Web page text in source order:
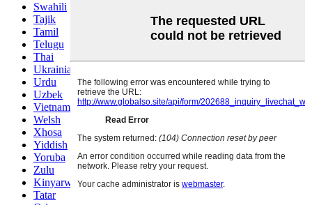
Swahili
Tajik
Tamil
Telugu
Thai
Ukrainian
Urdu
Uzbek
Vietnamese
Welsh
Xhosa
Yiddish
Yoruba
Zulu
Kinyarwanda
Tatar